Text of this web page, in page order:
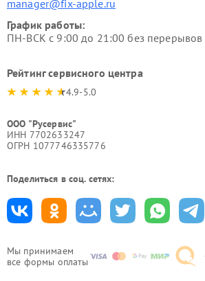
Мы принимаем
все формы оплаты
manager@fix-apple.ru
График работы:
ПН-ВСК с 9:00 до 21:00 без
Рейтинг сервисного центра
4.9-5.0
ООО "Русервис"
ИНН 7702633247
ОГРН 1077746335776
Поделиться в соц. сетях: